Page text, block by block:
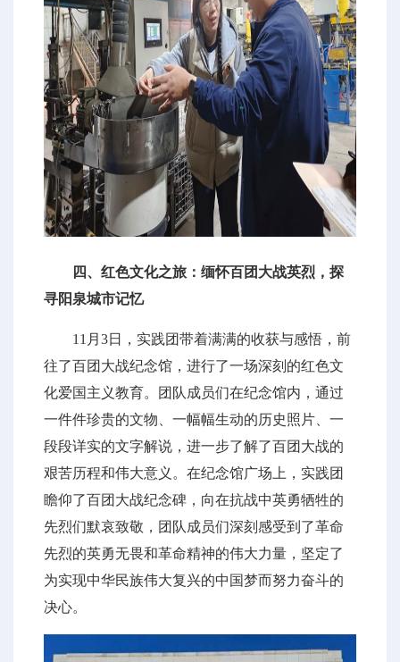
四、红色文化之旅：缅怀百团大战英烈，探
寻阳泉城市记忆
11月3日，实践团带着满满的收获与感悟，前
往了百团大战纪念馆，进行了一场深刻的红色文
化爱国主义教育。团队成员们在纪念馆内，通过
一件件珍贵的文物、一幅幅生动的历史照片、一
段段详实的文字解说，进一步了解了百团大战的
艰苦历程和伟大意义。在纪念馆广场上，实践团
瞻仰了百团大战纪念碑，向在抗战中英勇牺牲的
先烈们默哀致敬，团队成员们深刻感受到了革命
先烈的英勇无畏和革命精神的伟大力量，坚定了
为实现中华民族伟大复兴的中国梦而努力奋斗的
决心。